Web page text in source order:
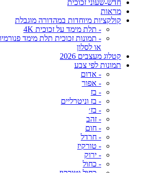
חדש-שעוני זכוכית
מראות
קולקציות מיוחדות במהדורה מוגבלת
- תלת מימד על זכוכית 4K
- תמונות זכוכית תלת מימד
או לסלון
קטלוג מעצבים 2026
תמונות לפי צבע
- אדום
- אפור
- בז
- בז וניטרליים
- בז׳
- זהב
- חום
- חרדל
- טורקיז
- ירוק
- כחול